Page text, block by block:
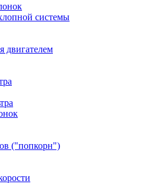
системы
двигателем
("попкорн")